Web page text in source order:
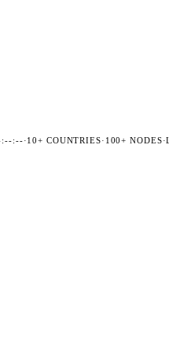
:--:--·10+ COUNTRIES· 100+ NODES·